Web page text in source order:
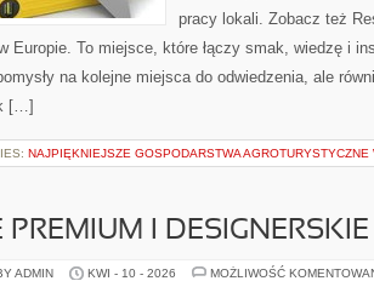
pracy lokali. Zobacz też
Europie. To miejsce, które łączy smak, wiedzę i
na kolejne miejsca do odwiedzenia, ale
[…]
NAJPIĘKNIEJSZE GOSPODARSTWA AGROTURYSTYCZNE
PREMIUM I DESIGNERSKIE
ADMIN KWI - 10 - 2026 MOŻLIWOŚĆ